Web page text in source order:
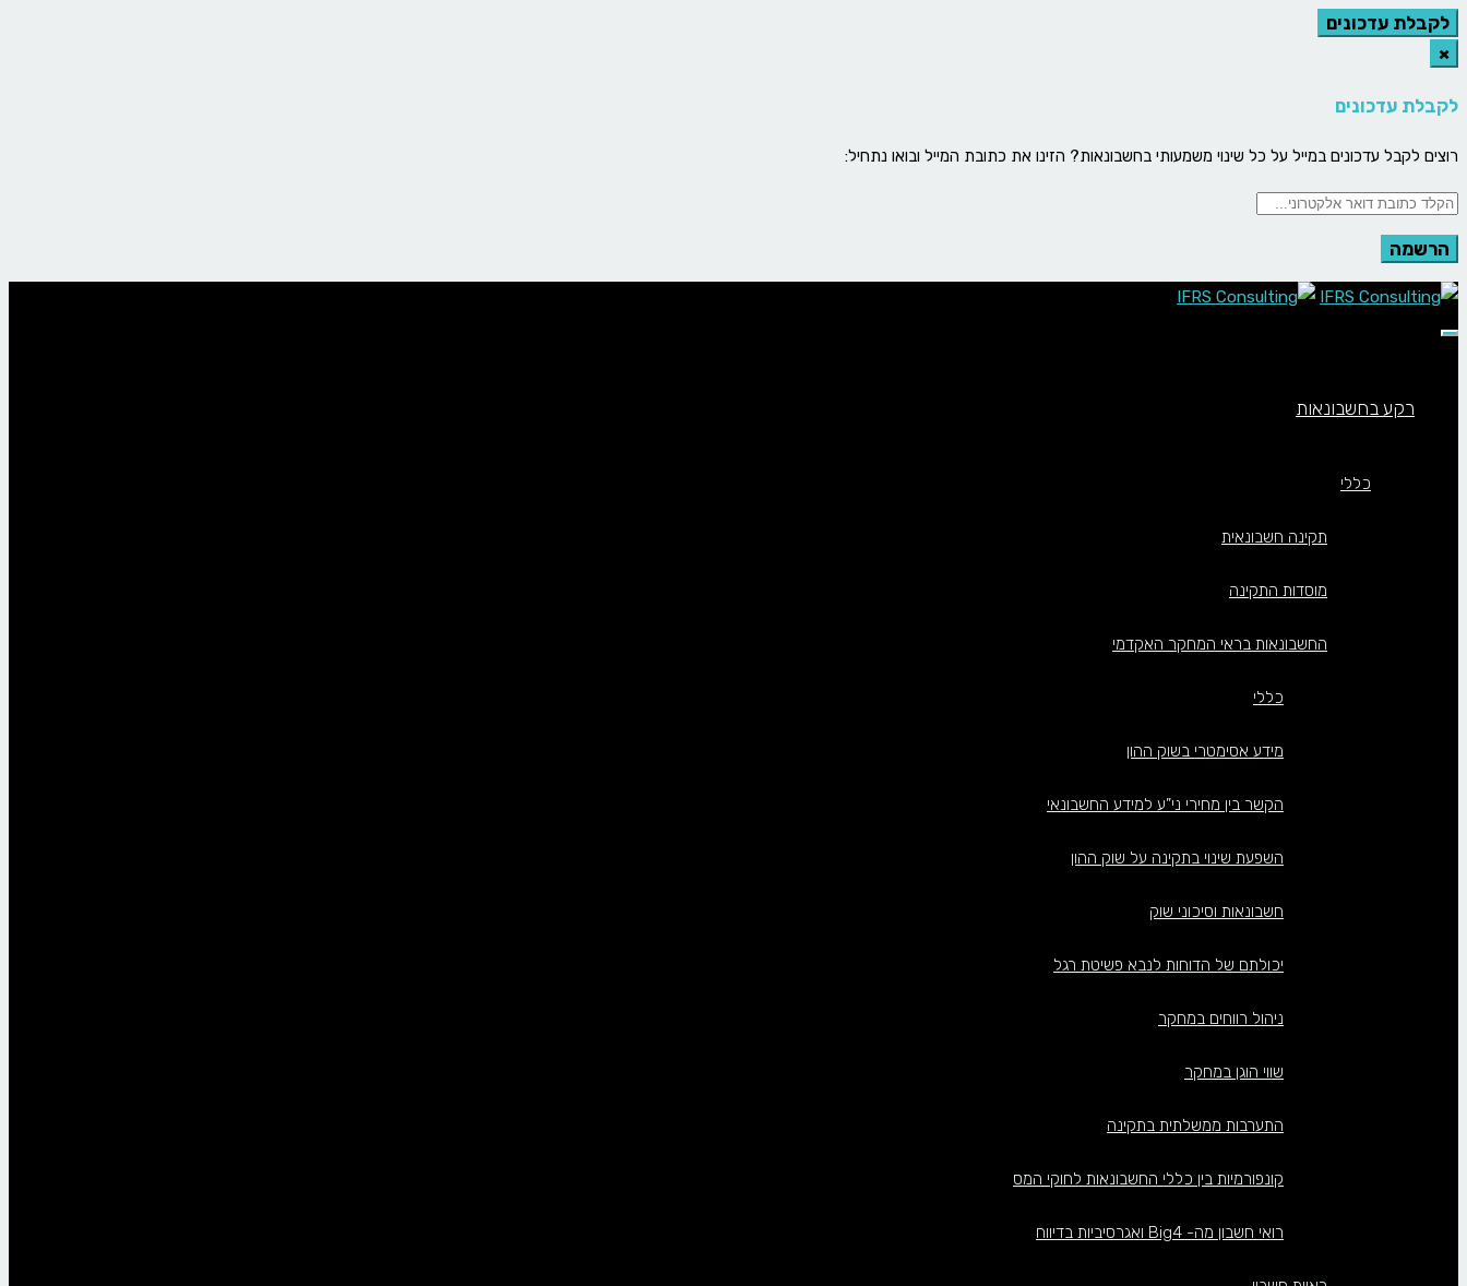
לקבלת עדכונים
×
לקבלת עדכונים
רוצים לקבל עדכונים במייל על כל שינוי משמעותי בחשבונאות? הזינו את כתובת המייל ובואו נתחיל:
תפריט
רקע בחשבונאות
כללי
תקינה חשבונאית
מוסדות התקינה
החשבונאות בראי המחקר האקדמי
כללי
מידע אסימטרי בשוק ההון
הקשר בין מחירי ני”ע למידע החשבונאי
השפעת שינוי בתקינה על שוק ההון
חשבונאות וסיכוני שוק
יכולתם של הדוחות לנבא פשיטת רגל
ניהול רווחים במחקר
שווי הוגן במחקר
התערבות ממשלתית בתקינה
קונפורמיות בין כללי החשבונאות לחוקי המס
רואי חשבון מה- Big4 ואגרסיביות בדיווח